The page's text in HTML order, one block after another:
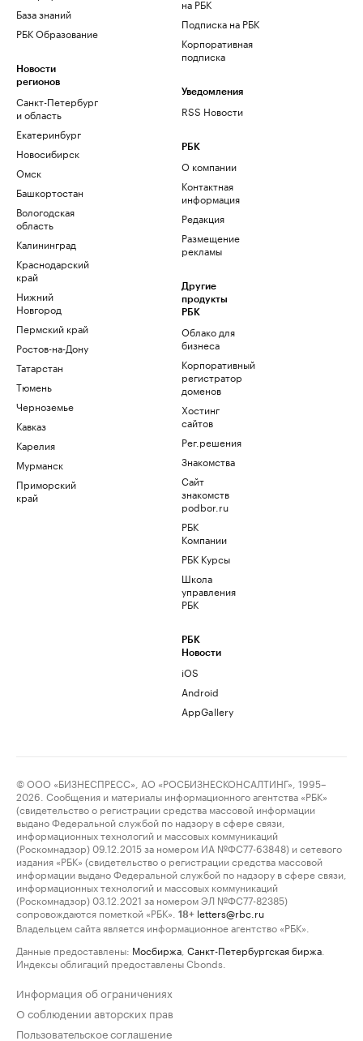
База знаний
РБК Образование
Новости
регионов
Санкт-Петербург
и область
Екатеринбург
Новосибирск
Омск
Башкортостан
Вологодская
область
Калининград
Краснодарский
край
Нижний
Новгород
Пермский край
Ростов-на-Дону
Татарстан
Тюмень
Черноземье
Кавказ
Карелия
Мурманск
Приморский
край
на РБК
Подписка на РБК
Корпоративная
подписка
Уведомления
RSS Новости
РБК
О компании
Контактная
информация
Редакция
Размещение
рекламы
Другие
продукты
РБК
Облако для
бизнеса
Корпоративный
регистратор
доменов
Хостинг
сайтов
Рег.решения
Знакомства
Сайт
знакомств
podbor.ru
РБК
Компании
РБК Курсы
Школа
управления
РБК
РБК
Новости
iOS
Android
AppGallery
© ООО «БИЗНЕСПРЕСС», АО «РОСБИЗНЕСКОНСАЛТИНГ», 1995–
2026. Сообщения и материалы информационного агентства «РБК»
(свидетельство о регистрации средства массовой информации
выдано Федеральной службой по надзору в сфере связи,
информационных технологий и массовых коммуникаций
(Роскомнадзор) 09.12.2015 за номером ИА №ФС77-63848) и сетевого
издания «РБК» (свидетельство о регистрации средства массовой
информации выдано Федеральной службой по надзору в сфере связи,
информационных технологий и массовых коммуникаций
(Роскомнадзор) 03.12.2021 за номером ЭЛ №ФС77-82385)
сопровождаются пометкой «РБК».
18+ letters@rbc.ru
Владельцем сайта является информационное агентство «РБК».
Данные предоставлены: Мосбиржа Санкт-Петербургская биржа
Индексы облигаций предоставлены Cbonds.
Информация об ограничениях
О соблюдении авторских прав
Пользовательское соглашение